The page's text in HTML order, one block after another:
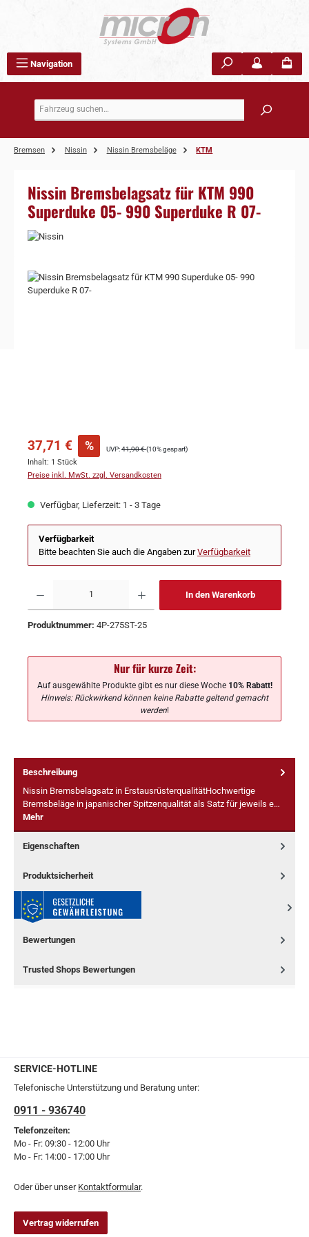
Navigation
Bremsen Nissin Nissin Bremsbeläge KTM
Nissin Bremsbelagsatz für KTM 990
Superduke 05- 990 Superduke R 07-
Bildergalerie überspringen
37,71 € % UVP:41,90 €(10% gespart)
Inhalt: 1 Stück
Preise inkl. MwSt. zzgl. Versandkosten
Verfügbar, Lieferzeit: 1 - 3 Tage
Verfügbarkeit
Bitte beachten Sie auch die Angaben zurVerfügbarkeit
In den Warenkorb
Produktnummer: 4P-275ST-25
Nur für kurze Zeit:
Auf ausgewählte Produkte gibt es nur diese Woche10% Rabatt!
Hinweis: Rückwirkend können keine Rabatte geltend gemacht
werden!
Beschreibung
Nissin Bremsbelagsatz in ErstausrüsterqualitätHochwertige
Bremsbeläge in japanischer Spitzenqualität als Satz für jeweils e…
Mehr
Eigenschaften
Produktsicherheit
Bewertungen
Trusted Shops Bewertungen
SERVICE-HOTLINE
Telefonische Unterstützung und Beratung unter:
0911 - 936740
Telefonzeiten:
Mo - Fr: 09:30 - 12:00 Uhr
Mo - Fr: 14:00 - 17:00 Uhr
Oder über unser Kontaktformular.
Vertrag widerrufen